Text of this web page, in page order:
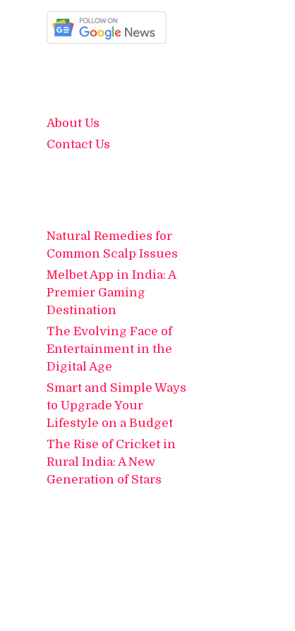
About Us
Contact Us
Natural Remedies for
Common Scalp Issues
Melbet App in India: A
Premier Gaming
Destination
The Evolving Face of
Entertainment in the
Digital Age
Smart and Simple Ways
to Upgrade Your
Lifestyle on a Budget
The Rise of Cricket in
Rural India: A New
Generation of Stars